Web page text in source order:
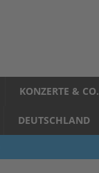
KONZERTE & CO.
DEUTSCHLAND